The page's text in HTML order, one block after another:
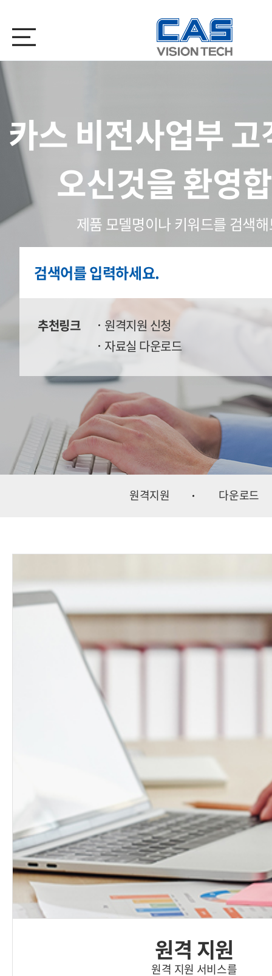
카스 비전사업부
오신것을 환영
제품 모델명이나 키워드를 검색
추천링크
원격지원 신청
자료실 다운로드
원격지원 다운로드
원격 지원
원격 지원 서비스를